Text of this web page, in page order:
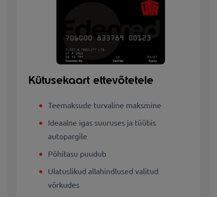
Kütusekaart ettevõtetele
Teemaksude turvaline maksmine
Ideaalne igas suuruses ja tüübis
autopargile
Põhitasu puudub
Ulatuslikud allahindlused valitud
võrkudes